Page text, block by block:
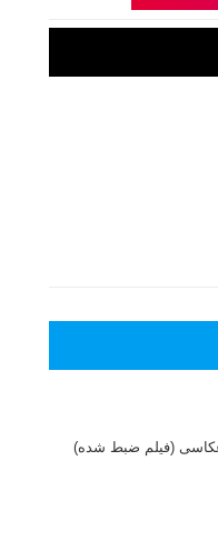
عکاسی (فیلم ضبط شده)